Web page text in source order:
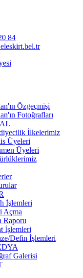
84
Özgeçmişi
Fotoğrafları
İlkelerimiz
Üyeleri
Üyeleri
İşlemleri
Açma
Raporu
İşlemleri
Defin İşlemleri
Galerisi